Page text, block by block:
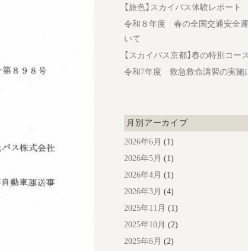
【旅色】スカイバス体験レポート
令和８年度 春の全国交通安全
いて
【スカイバス京都】春の特別コー
令和7年度 救急救命講習の実施
月別アーカイブ
2026年6月 (1)
2026年5月 (1)
2026年4月 (1)
2026年3月 (4)
2025年11月 (1)
2025年10月 (2)
2025年6月 (2)